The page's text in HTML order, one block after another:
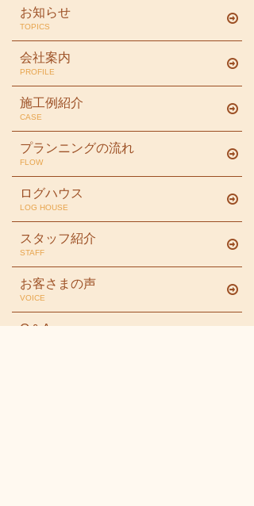
お知らせ
TOPICS
会社案内
PROFILE
施工例紹介
CASE
プランニングの流れ
FLOW
ログハウス
LOG HOUSE
スタッフ紹介
STAFF
お客さまの声
VOICE
Q＆A